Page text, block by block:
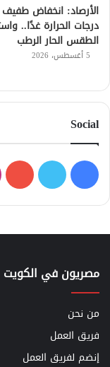
الأرصاد: انخفاض
درجات الحرارة غدًا..
الطقس الحار الرطب
5 أغسطس، 2026
Social
فيسبوك
تويتر
مصريون في الكويت
من نحن
فريق العمل
إنضم لفريق العمل